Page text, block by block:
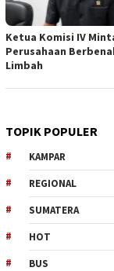
Ketua Komisi IV
Perusahaan
Limbah
TOPIK POPULER
KAMPAR
REGIONAL
SUMATERA
HOT
BUS